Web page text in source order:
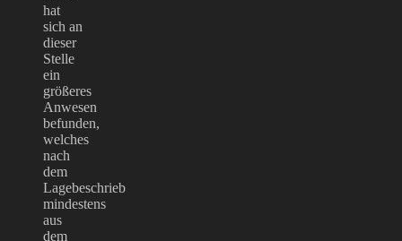
hat
sich an
dieser
Stelle
ein
größeres
Anwesen
befunden,
welches
nach
dem
Lagebeschrieb
mindestens
aus
dem